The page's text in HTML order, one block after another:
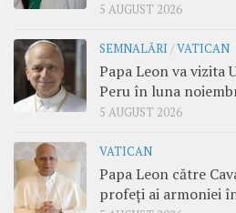
5 AUGUST 2026
SEMNALĂRI /VATICAN
Papa Leon va vizita
Peru în luna
5 AUGUST 2026
VATICAN
Papa Leon către
profeți ai armoniei